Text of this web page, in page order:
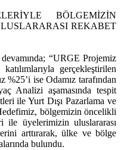
BÖLGEMİZİN
REKABET
devamında; “URGE Projemiz
gerçekleştirilen
%25’i ise Odamız tarafından
Analizi aşamasında tespit
ile Yurt Dışı Pazarlama ve
bölgemizin öncelikli
üyelerimizin uluslararası
arttırarak, ülke ve bölge
bulundu.